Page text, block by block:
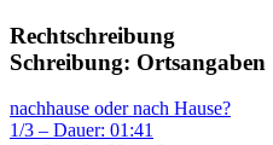
Rechtschreibung
Schreibung: Ortsangaben
nachhause oder nach Hause?
1/3 – Dauer: 01:41